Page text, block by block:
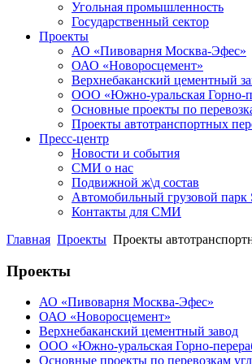
Угольная промышленность
Государственный сектор
Проекты
АО «Пивоварня Москва-Эфес»
ОАО «Новоросцемент»
Верхнебаканский цементный
ООО «Южно-уральская Горно-
Основные проекты по
Проекты автотранспортных
Пресс-центр
Новости и события
СМИ о нас
Подвижной ж\д состав
Автомобильный грузовой парк
Контакты для СМИ
Главная Проекты Проекты
Проекты
АО «Пивоварня Москва-Эфес»
ОАО «Новоросцемент»
Верхнебаканский цементный завод
ООО «Южно-уральская Горно-
Основные проекты по перевозкам